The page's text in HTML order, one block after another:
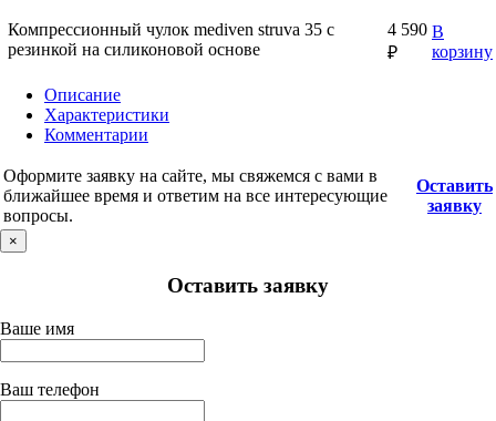
Компрессионный чулок mediven struva 35 с
резинкой на силиконовой основе
4 590
₽
В
корзину
Описание
Характеристики
Комментарии
Оформите заявку на сайте, мы свяжемся с вами в
ближайшее время и ответим на все интересующие
вопросы.
Оставить
заявку
×
Оставить заявку
Ваше имя
Ваш телефон